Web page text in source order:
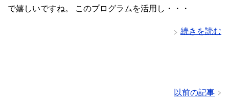
で嬉しいですね。 このプログラムを活用し・・・
続きを読む
以前の記事